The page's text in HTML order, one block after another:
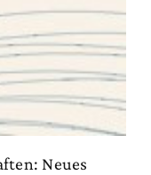
Neues